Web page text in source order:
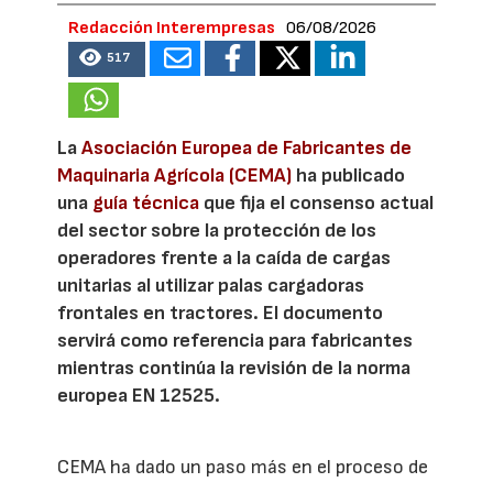
Redacción Interempresas 06/08/2026
517
LaAsociación Europea de Fabricantes de
Maquinaria Agrícola (CEMA) ha publicado
una guía técnica que fija el consenso actual
del sector sobre la protección de los
operadores frente a la caída de cargas
unitarias al utilizar palas cargadoras
frontales en tractores. El documento
servirá como referencia para fabricantes
mientras continúa la revisión de la norma
europea EN 12525.
CEMA ha dado un paso más en el proceso de